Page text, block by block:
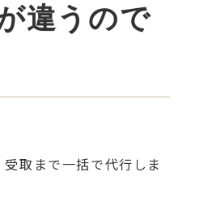
違うので
取まで一括で代行しま